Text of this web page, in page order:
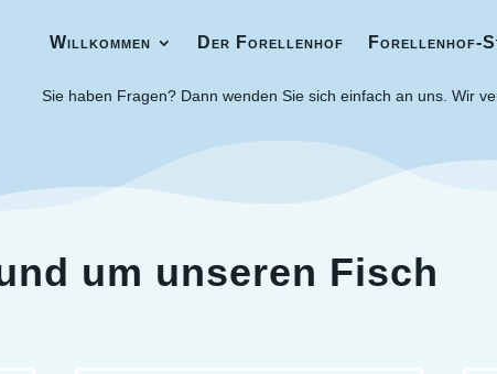
Willkommen Der Forellenhof Forellenhof-
Willkommen Der Forellenhof Forellenhof-
Sie haben Fragen? Dann wenden Sie sich einfach an uns. Wir
um unseren Fisch